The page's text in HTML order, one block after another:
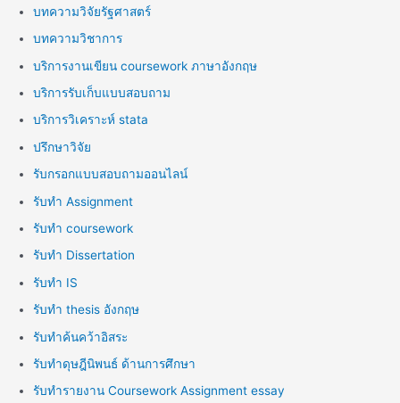
บทความวิจัยรัฐศาสตร์
บทความวิชาการ
บริการงานเขียน coursework ภาษาอังกฤษ
บริการรับเก็บแบบสอบถาม
บริการวิเคราะห์ stata
ปรึกษาวิจัย
รับกรอกแบบสอบถามออนไลน์
รับทำ Assignment
รับทำ coursework
รับทำ Dissertation
รับทำ IS
รับทำ thesis อังกฤษ
รับทำค้นคว้าอิสระ
รับทำดุษฎีนิพนธ์ ด้านการศึกษา
รับทำรายงาน Coursework Assignment essay